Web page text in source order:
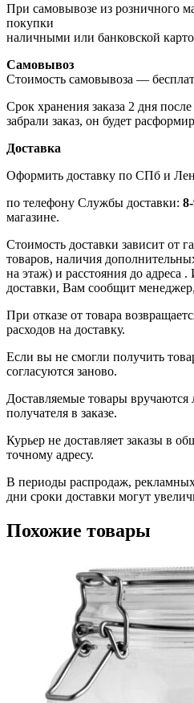
При самовывозе из розничного
покупки
наличными или банковской
Самовывоз
Стоимость самовывоза —
Срок хранения заказа 2 дня
забрали заказ, он будет
Доставка
Оформить доставку по СПб и
по телефону Службы доставки:
магазине.
Стоимость доставки зависит от
товаров, наличия
на этаж) и расстояния до адреса
доставки, Вам сообщит
При отказе от товара
расходов на доставку.
Если вы не смогли получить
согласуются заново.
Доставляемые товары вручаются
получателя в заказе.
Курьер не доставляет заказы в
точному адресу.
В периоды распродаж,
дни сроки доставки могут
Похожие товары